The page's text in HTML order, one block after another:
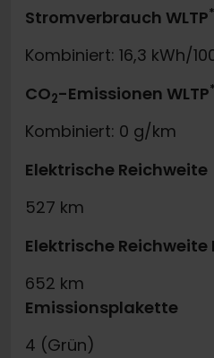
Stromverbrauch WLTP*
Kombiniert: 16,3 kWh/
CO2-Emissionen WLTP*
Kombiniert: 0 g/km
Elektrische Reichweite
527 km
Elektrische
652 km
Emissionsplakette
4 (Grün)